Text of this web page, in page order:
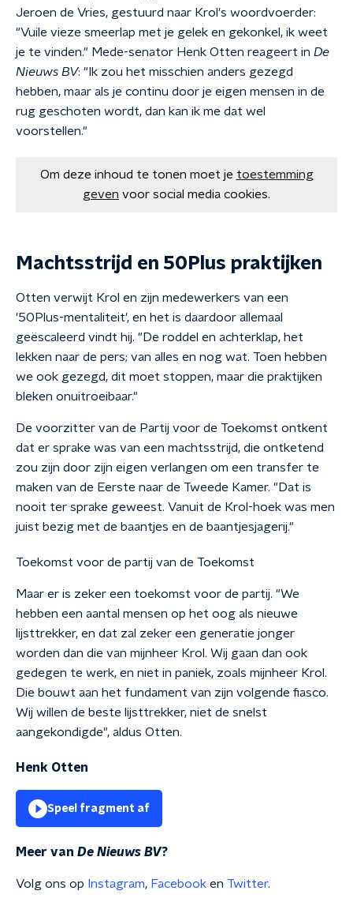
Jeroen de Vries, gestuurd naar Krol's woordvoerder:
"Vuile vieze smeerlap met je gelek en gekonkel, ik weet
je te vinden." Mede-senator Henk Otten reageert in De
Nieuws BV: "Ik zou het misschien anders gezegd
hebben, maar als je continu door je eigen mensen in de
rug geschoten wordt, dan kan ik me dat wel
voorstellen."
Om deze inhoud te tonen moet je toestemming
geven voor social media cookies.
Machtsstrijd en 50Plus praktijken
Otten verwijt Krol en zijn medewerkers van een
'50Plus-mentaliteit', en het is daardoor allemaal
geëscaleerd vindt hij. "De roddel en achterklap, het
lekken naar de pers; van alles en nog wat. Toen hebben
we ook gezegd, dit moet stoppen, maar die praktijken
bleken onuitroeibaar."
De voorzitter van de Partij voor de Toekomst ontkent
dat er sprake was van een machtsstrijd, die ontketend
zou zijn door zijn eigen verlangen om een transfer te
maken van de Eerste naar de Tweede Kamer. "Dat is
nooit ter sprake geweest. Vanuit de Krol-hoek was men
juist bezig met de baantjes en de baantjesjagerij."
Toekomst voor de partij van de Toekomst
Maar er is zeker een toekomst voor de partij. "We
hebben een aantal mensen op het oog als nieuwe
lijsttrekker, en dat zal zeker een generatie jonger
worden dan die van mijnheer Krol. Wij gaan dan ook
gedegen te werk, en niet in paniek, zoals mijnheer Krol.
Die bouwt aan het fundament van zijn volgende fiasco.
Wij willen de beste lijsttrekker, niet de snelst
aangekondigde", aldus Otten.
Henk Otten
Speel fragment af
Meer van De Nieuws BV?
Volg ons op Instagram, Facebook en Twitter.